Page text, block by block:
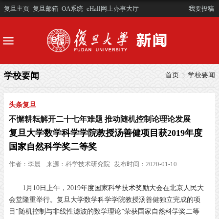
复旦主页 复旦邮箱 OA系统 eHall网上办事大厅 我要投稿
首页 学校要闻
学校要闻
头条复旦
不懈耕耘解开二十七年难题 推动随机控制论理论发展
复旦大学数学科学学院教授汤善健项目获2019年度
国家自然科学奖二等奖
作者： 李晨 来源： 科学技术研究院 发布时间：2020-01-10
1月10日上午，2019年度国家科学技术奖励大会在北京人民大
会堂隆重举行。复旦大学数学科学学院教授汤善健独立完成的项
目“随机控制与非线性滤波的数学理论”荣获国家自然科学奖二等